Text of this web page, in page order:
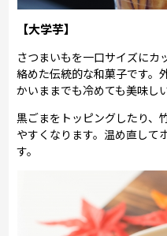
【大学芋】
さつまいもを一口サイズにカ
絡めた伝統的な和菓子です。
かいままでも冷めても美味しい
黒ごまをトッピングしたり、
やすくなります。温め直して
す。